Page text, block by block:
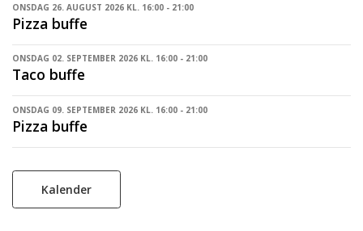
ONSDAG 26. AUGUST 2026 KL. 16:00 - 21:00
Pizza buffe
ONSDAG 02. SEPTEMBER 2026 KL. 16:00 - 21:00
Taco buffe
ONSDAG 09. SEPTEMBER 2026 KL. 16:00 - 21:00
Pizza buffe
Kalender